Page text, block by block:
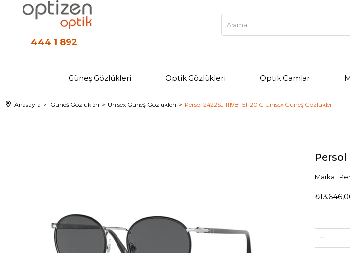
444 1 892
Güneş Gözlükleri Optik Gözlükleri Optik Camlar
Anasayfa Güneş Gözlükleri Unisex Güneş Gözlükleri Persol 2422SJ 1119B1 51-20 G Unisex Güneş Gözlükleri
Persol
Marka :